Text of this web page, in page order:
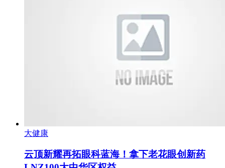
大健康
云顶新耀再拓眼科蓝海！拿下老花眼创新药